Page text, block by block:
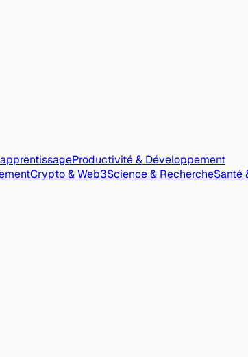
Productivité & Développement
Crypto & Web3Science & RechercheSanté